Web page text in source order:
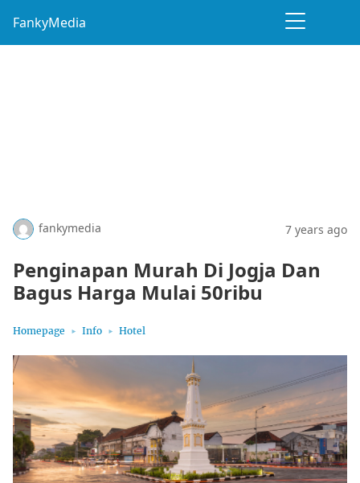
FankyMedia
fankymedia 7 years ago
Penginapan Murah Di Jogja Dan
Bagus Harga Mulai 50ribu
Homepage Info Hotel